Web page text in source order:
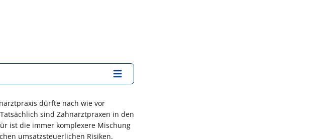
dürfte nach wie vor
sind Zahnarztpraxen in den
ist die immer komplexere Mischung
umsatzsteuerlichen Risiken.